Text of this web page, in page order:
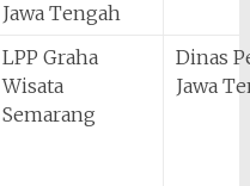
Jawa Tengah
LPP Graha
Wisata
Semarang
Dinas
Jawa